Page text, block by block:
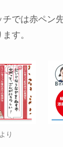
チでは赤ペン
す。
り